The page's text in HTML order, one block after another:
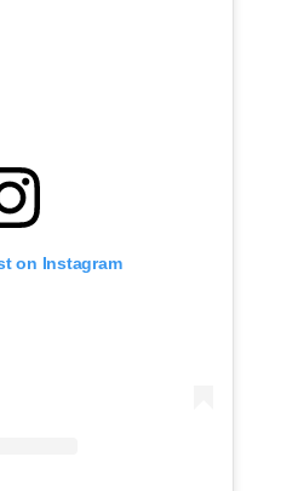
on Instagram